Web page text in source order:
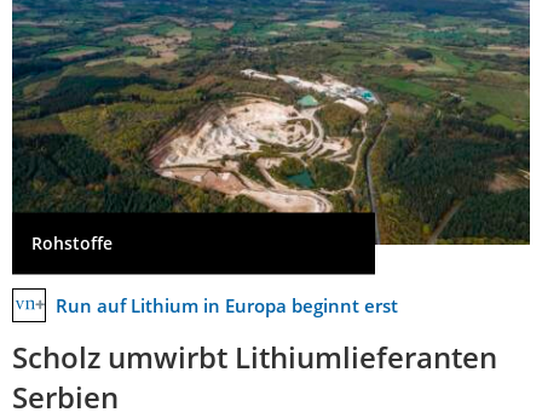
Rohstoffe
Run auf Lithium in Europa beginnt erst
Scholz umwirbt Lithiumlieferanten
Serbien